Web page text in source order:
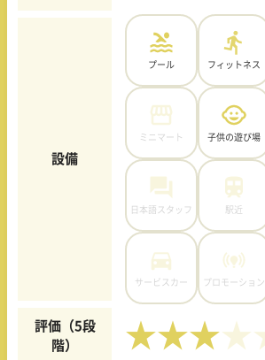
設備
プール フィットネス
ミニマート 子供の遊び場
日本語スタッフ 駅近
サービスカー プロモーション
評価（5段
階）
★★★